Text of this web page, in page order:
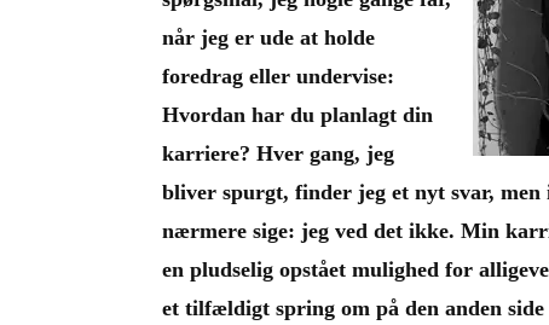
når jeg er ude at holde
foredrag eller undervise:
Hvordan har du planlagt din
karriere? Hver gang, jeg
bliver spurgt, finder jeg et nyt svar,
nærmere sige: jeg ved det ikke. Min
en pludselig opstået mulighed for
et tilfældigt spring om på den anden